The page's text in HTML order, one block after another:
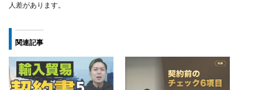
人差があります。
関連記事